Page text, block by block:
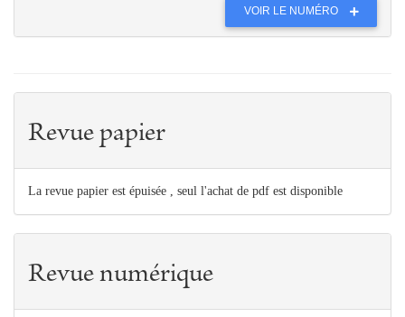
VOIR LE NUMÉRO
Revue papier
La revue papier est épuisée , seul l'achat de pdf est disponible
Revue numérique